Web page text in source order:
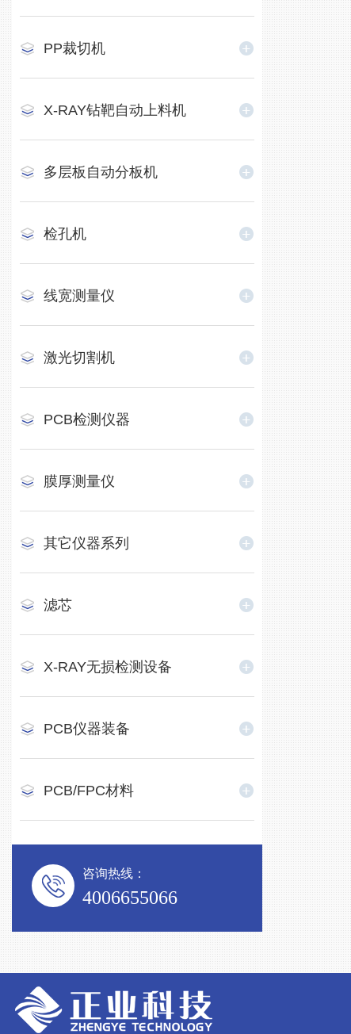
PP裁切机
X-RAY钻靶自动上料机
多层板自动分板机
检孔机
线宽测量仪
激光切割机
PCB检测仪器
膜厚测量仪
其它仪器系列
滤芯
X-RAY无损检测设备
PCB仪器装备
PCB/FPC材料
咨询热线：
4006655066